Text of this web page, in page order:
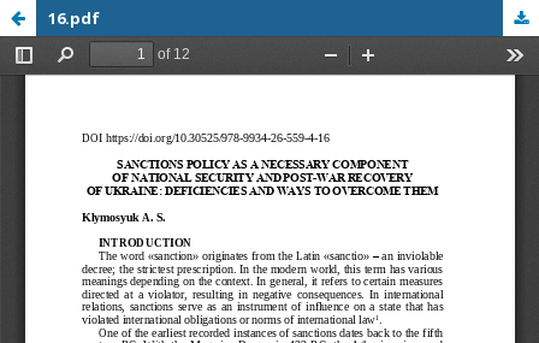
16.pdf